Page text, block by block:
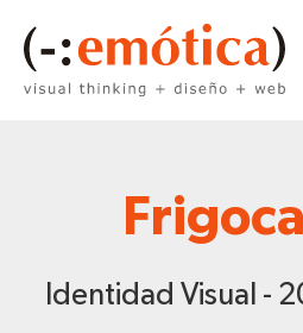
Identidad Visual -